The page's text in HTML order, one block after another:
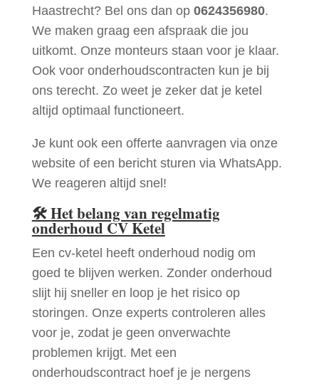
Haastrecht? Bel ons dan op 0624356980.
We maken graag een afspraak die jou
uitkomt. Onze monteurs staan voor je klaar.
Ook voor onderhoudscontracten kun je bij
ons terecht. Zo weet je zeker dat je ketel
altijd optimaal functioneert.
Je kunt ook een offerte aanvragen via onze
website of een bericht sturen via WhatsApp.
We reageren altijd snel!
🛠Het belang van regelmatig
onderhoud CV Ketel
Een cv-ketel heeft onderhoud nodig om
goed te blijven werken. Zonder onderhoud
slijt hij sneller en loop je het risico op
storingen. Onze experts controleren alles
voor je, zodat je geen onverwachte
problemen krijgt. Met een
onderhoudscontract hoef je je nergens